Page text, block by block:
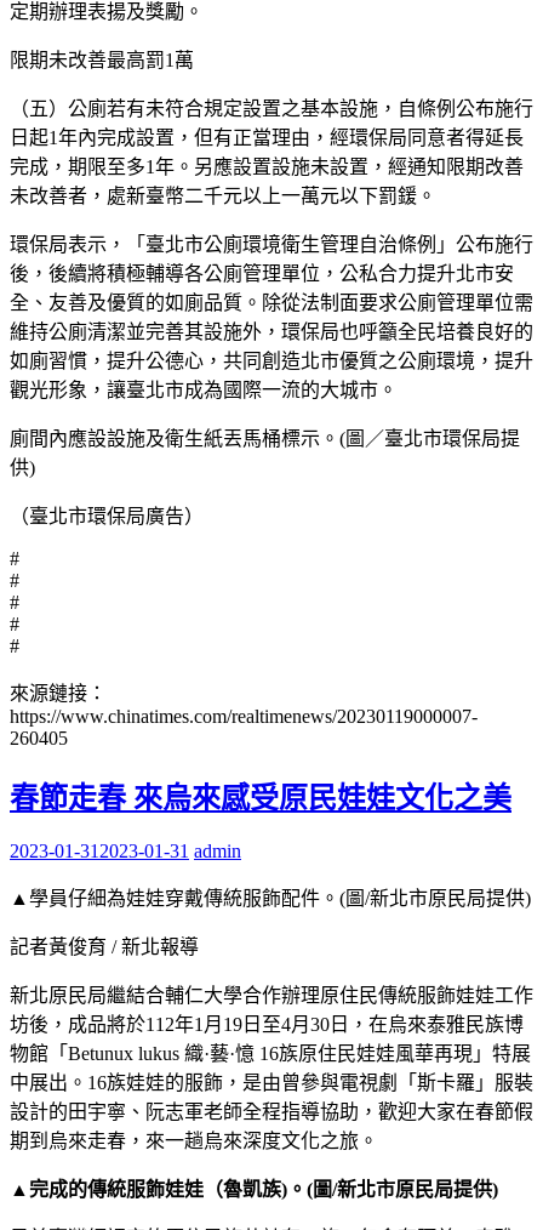
定期辦理表揚及獎勵。
限期未改善最高罰1萬
（五）公廁若有未符合規定設置之基本設施，自條例公布施行
日起1年內完成設置，但有正當理由，經環保局同意者得延長
完成，期限至多1年。另應設置設施未設置，經通知限期改善
未改善者，處新臺幣二千元以上一萬元以下罰鍰。
環保局表示，「臺北市公廁環境衛生管理自治條例」公布施行
後，後續將積極輔導各公廁管理單位，公私合力提升北市安
全、友善及優質的如廁品質。除從法制面要求公廁管理單位需
維持公廁清潔並完善其設施外，環保局也呼籲全民培養良好的
如廁習慣，提升公德心，共同創造北市優質之公廁環境，提升
觀光形象，讓臺北市成為國際一流的大城市。
廁間內應設設施及衛生紙丟馬桶標示。(圖／臺北市環保局提
供)
（臺北市環保局廣告）
#
#
#
#
#
來源鏈接：
https://www.chinatimes.com/realtimenews/20230119000007-
260405
春節走春 來烏來感受原民娃娃文化之美
2023-01-31 2023-01-31 admin
▲學員仔細為娃娃穿戴傳統服飾配件。(圖/新北市原民局提供)
記者黃俊育 / 新北報導
新北原民局繼結合輔仁大學合作辦理原住民傳統服飾娃娃工作
坊後，成品將於112年1月19日至4月30日，在烏來泰雅民族博
物館「Betunux lukus 織·藝·憶 16族原住民娃娃風華再現」特展
中展出。16族娃娃的服飾，是由曾參與電視劇「斯卡羅」服裝
設計的田宇寧、阮志軍老師全程指導協助，歡迎大家在春節假
期到烏來走春，來一趟烏來深度文化之旅。
▲完成的傳統服飾娃娃（魯凱族)。(圖/新北市原民局提供)